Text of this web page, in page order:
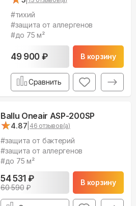
#тихий
#защита от аллергенов
#до 75 м²
49 900₽ В корзину
Сравнить
Ballu Oneair ASP-200SP
★
★4.87 46 отзывов(а)
#защита от бактерий
#защита от аллергенов
#до 75 м²
54 531 ₽
60 590₽
В корзину